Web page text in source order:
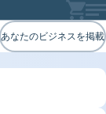
あなたのビジネスを掲載